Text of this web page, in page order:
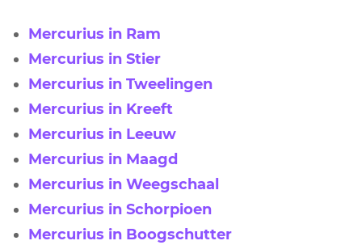
Mercurius in Ram
Mercurius in Stier
Mercurius in Tweelingen
Mercurius in Kreeft
Mercurius in Leeuw
Mercurius in Maagd
Mercurius in Weegschaal
Mercurius in Schorpioen
Mercurius in Boogschutter